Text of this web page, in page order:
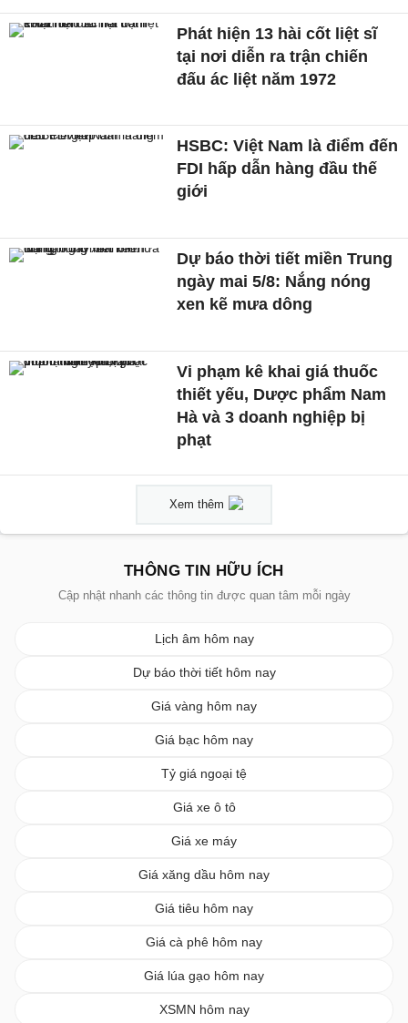
Phát hiện 13 hài cốt liệt sĩ
tại nơi diễn ra trận chiến
đấu ác liệt năm 1972
HSBC: Việt Nam là điểm đến
FDI hấp dẫn hàng đầu thế
giới
Dự báo thời tiết miền Trung
ngày mai 5/8: Nắng nóng
xen kẽ mưa dông
Vi phạm kê khai giá thuốc
thiết yếu, Dược phẩm Nam
Hà và 3 doanh nghiệp bị
phạt
Xem thêm
THÔNG TIN HỮU ÍCH
Cập nhật nhanh các thông tin được quan tâm mỗi ngày
Lịch âm hôm nay
Dự báo thời tiết hôm nay
Giá vàng hôm nay
Giá bạc hôm nay
Tỷ giá ngoại tệ
Giá xe ô tô
Giá xe máy
Giá xăng dầu hôm nay
Giá tiêu hôm nay
Giá cà phê hôm nay
Giá lúa gạo hôm nay
XSMN hôm nay